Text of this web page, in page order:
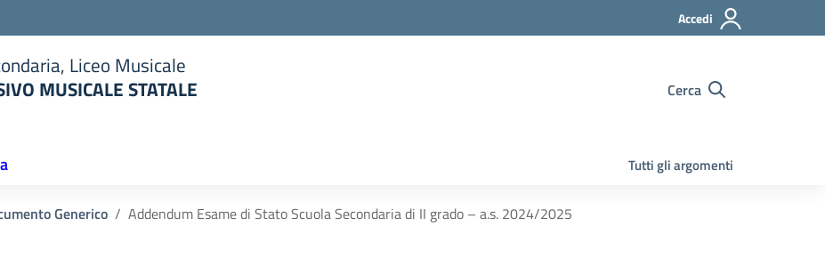
Accedi
Liceo Musicale
MUSICALE STATALE
Cerca
Tutti gli argomenti
Generico Addendum Esame di Stato Scuola Secondaria di II grado – a.s. 2024/2025